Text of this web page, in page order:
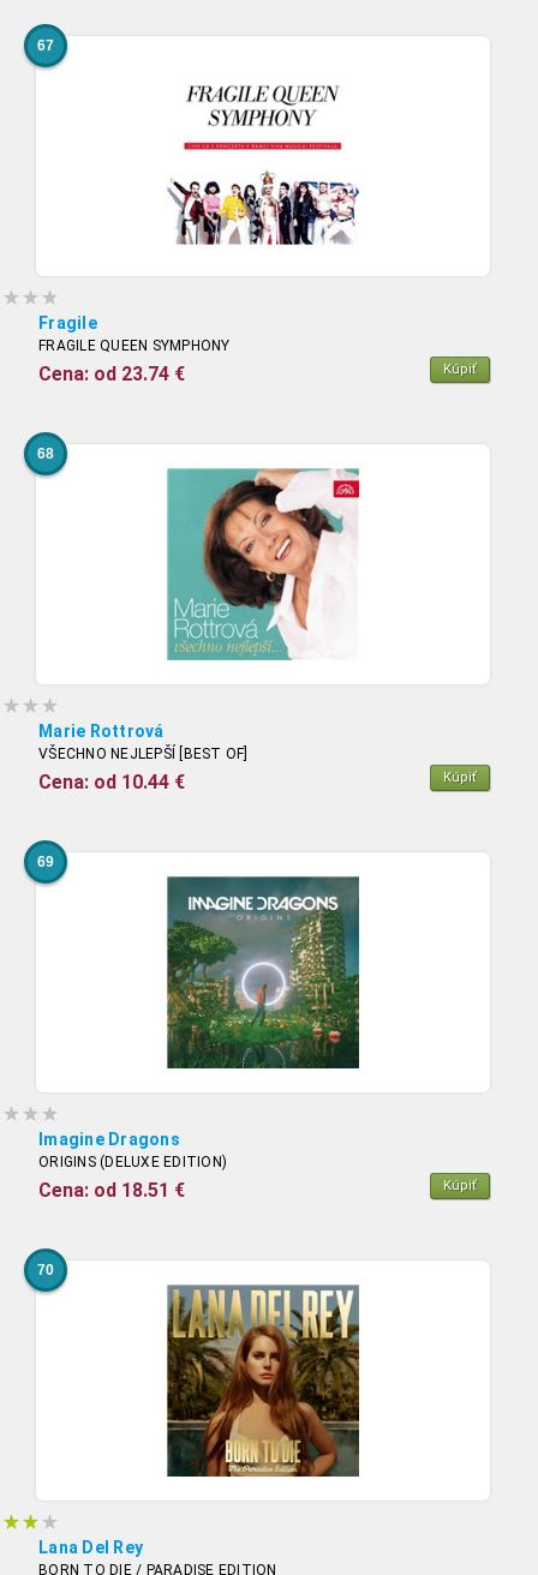
67
Fragile
FRAGILE QUEEN SYMPHONY
Cena: od 23.74 € Kúpiť
68
Marie Rottrová
VŠECHNO NEJLEPŠÍ [BEST OF]
Cena: od 10.44 € Kúpiť
69
Imagine Dragons
ORIGINS (DELUXE EDITION)
Cena: od 18.51 € Kúpiť
70
Lana Del Rey
BORN TO DIE / PARADISE EDITION